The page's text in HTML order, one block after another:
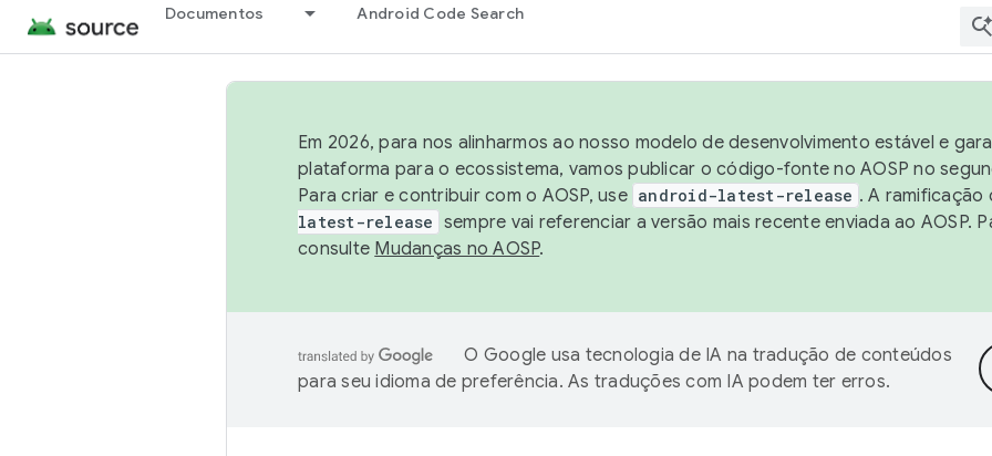
Documentos Android Code Search
Em 2026, para nos alinharmos ao nosso modelo de desenvolvimento estável e
plataforma para o ecossistema, vamos publicar o código-fonte no AOSP no
Para criar e contribuir com o AOSP, use android-latest-release . A ramificação
latest-release sempre vai referenciar a versão mais recente enviada ao AOSP.
consulte Mudanças no AOSP.
O Google usa tecnologia de IA na tradução de conteúdos
para seu idioma de preferência. As traduções com IA podem ter erros.